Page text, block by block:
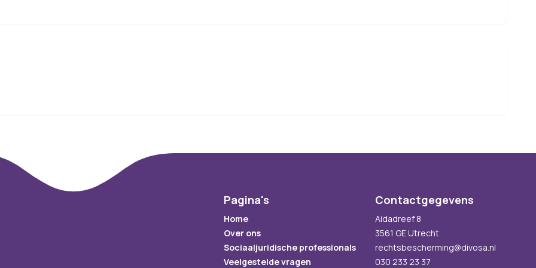
Pagina's
Home
Over ons
Sociaaljuridische professionals
Veelgestelde vragen
Contactgegevens
Aidadreef 8
3561 GE Utrecht
rechtsbescherming@divosa.nl
030 233 23 37